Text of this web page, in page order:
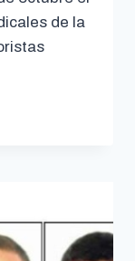
de la